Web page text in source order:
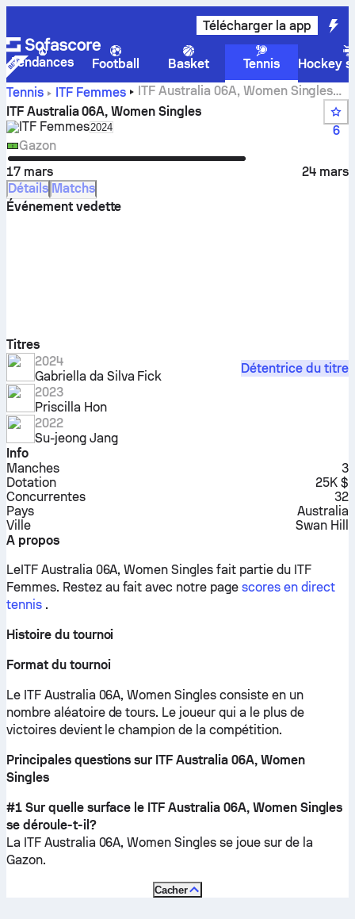
Télécharger la app
Tendances Football Basket Tennis
Hockey
Tennis
ITF Femmes
ITF Australia 06A, Women Singles
scores, résultats et matchs en direct
ITF Australia 06A, Women Singles
ITF FemmesSelect season in unique tournament header
2024
6
Gazon
17 mars
24 mars
Détails Matchs
Événement vedette
Titres
2024
Gabriella da Silva Fick
Détentrice du titre
2023
Priscilla Hon
2022
Su-jeong Jang
Info
Manches
3
Dotation
25K $
Concurrentes
32
Pays
Australia
Ville
Swan Hill
A propos
LeITF Australia 06A, Women Singles fait partie du ITF
Femmes. Restez au fait avec notre page scores en direct
tennis .
Histoire du tournoi
Format du tournoi
Le ITF Australia 06A, Women Singles consiste en un
nombre aléatoire de tours. Le joueur qui a le plus de
victoires devient le champion de la compétition.
Principales questions sur ITF Australia 06A, Women
Singles
#1 Sur quelle surface le ITF Australia 06A, Women Singles
se déroule-t-il?
La ITF Australia 06A, Women Singles se joue sur de la
Gazon.
Cacher